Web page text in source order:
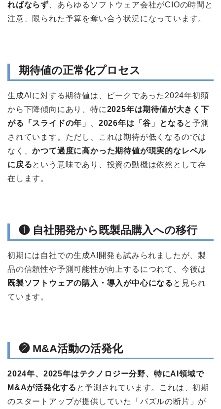
ればならず 、あらゆるソフトウェア会社がCIOの時間と
注意、限られた予算を奪い合う状況になっています。
期待値の正常化プロセス
生成AIに対する期待値は、ピークであった2024年初頭
から下降傾向にあり、特に2025年は期待値が大きく下
がる「スライドの年」
2026年は「谷」となると予測
されています。ただし、これは期待が低くなるのでは
なく、かつて過度に高かった期待値が現実的なレベル
に戻るという意味であり、投資の動機は依然として存
在します。
❶ 自社開発から既製品購入への移行
初期には自社での生成AI開発も試みられましたが、製
品の信頼性や予測可能性が向上するにつれて、今後は
既製ソフトウェアの購入・導入が中心になる と見られ
ています。
❷ M&A活動の活発化
2024年、2025年はテクノロジー分野、特にAI領域で
M&Aが活発化する と予測されています。これは、初期
のスタートアップが提供していた「パズルの断片」が